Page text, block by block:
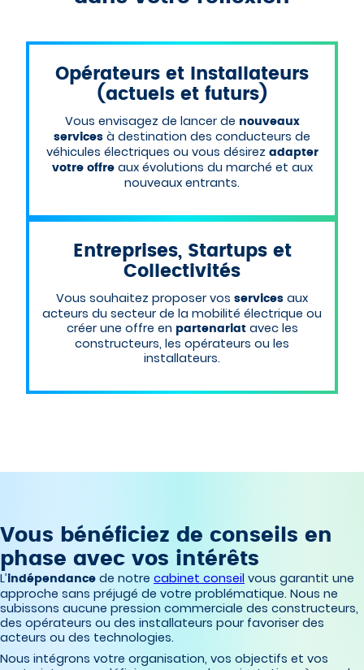
Opérateurs et Installateurs
(actuels et futurs)
Vous envisagez de lancer de nouveaux
services à destination des conducteurs de
véhicules électriques ou vous désirez adapter
votre offreaux évolutions du marché et aux
nouveaux entrants.
Entreprises, Startups et
Collectivités
Vous souhaitez proposer vos services aux
acteurs du secteur de la mobilité électrique ou
créer une offre en partenariat avec les
constructeurs, les opérateurs ou les
installateurs.
Vous bénéficiez de conseils en
phase avec vos intérêts
L’indépendance de notre cabinet conseil vous garantit une
approche sans préjugé de votre problématique. Nous ne
subissons aucune pression commerciale des constructeurs,
des opérateurs ou des installateurs pour favoriser des
acteurs ou des technologies.
Nous intégrons votre organisation, vos objectifs et vos